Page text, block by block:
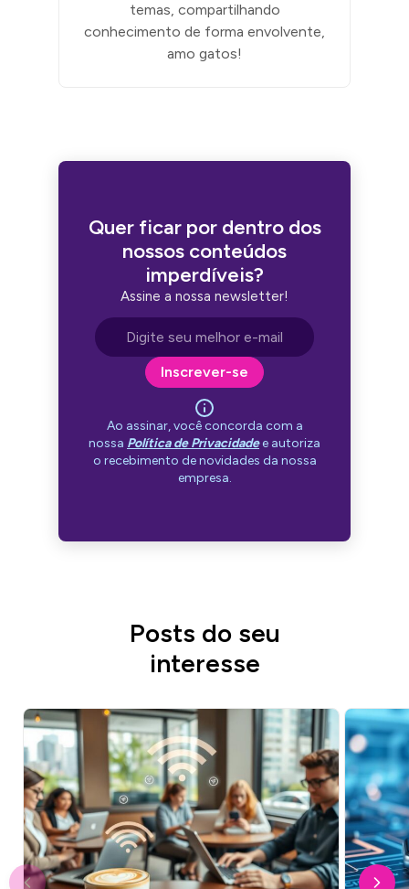
temas, compartilhando
conhecimento de forma envolvente,
amo gatos!
Quer ficar por dentro dos
nossos conteúdos
imperdíveis?
Assine a nossa newsletter!
Endereço de e-mail
Inscrever-se
Ao assinar, você concorda com a
nossa Política de Privacidadee autoriza
o recebimento de novidades da nossa
empresa.
Posts do seu
interesse